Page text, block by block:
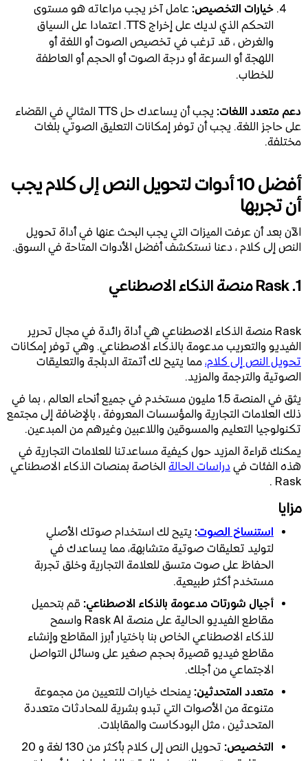
خيارات التخصيص:عامل آخر يجب مراعاته هو مستوى
التحكم الذي لديك على إخراج TTS. اعتمادا على السياق
والغرض ، قد ترغب في تخصيص الصوت أو اللغة أو
اللهجة أو السرعة أو درجة الصوت أو الحجم أو العاطفة
للخطاب.
دعم متعدد اللغات:
يجب أن يساعدك حل TTS المثالي في القضاء
على حاجز اللغة. يجب أن توفر إمكانات التعليق الصوتي بلغات
مختلفة.
أفضل 10 أدوات لتحويل النص إلى كلام يجب
أن تجربها
الآن بعد أن عرفت الميزات التي يجب البحث عنها في أداة تحويل
النص إلى كلام ، دعنا نستكشف أفضل الأدوات المتاحة في السوق.
Rask منصة الذكاء الاصطناعي هي أداة رائدة في مجال تحرير
الفيديو والتعريب مدعومة بالذكاء الاصطناعي. وهي توفر إمكانات
تحويل النص إلى كلام،مما يتيح لك أتمتة الدبلجة والتعليقات
الصوتية والترجمة والمزيد.
يثق في المنصة 1.5 مليون مستخدم في جميع أنحاء العالم ، بما في
ذلك العلامات التجارية والمؤسسات المعروفة ، بالإضافة إلى مجتمع
تكنولوجيا التعليم والمسوقين واللاعبين وغيرهم من المبدعين.
يمكنك قراءة المزيد حول كيفية مساعدتنا للعلامات التجارية في
هذه الفئات في دراسات الحالةالخاصة بمنصات الذكاء الاصطناعي
Rask .
مزايا
استنساخ الصوت:يتيح لك استخدام صوتك الأصلي
لتوليد تعليقات صوتية متشابهة، مما يساعدك في
الحفاظ على صوت متسق للعلامة التجارية وخلق تجربة
مستخدم أكثر طبيعية.
أجيال شورتات مدعومة بالذكاء الاصطناعي:قم بتحميل
مقاطع الفيديو الحالية على منصة Rask AI واسمح
للذكاء الاصطناعي الخاص بنا باختيار أبرز المقاطع وإنشاء
مقاطع فيديو قصيرة بحجم صغير على وسائل التواصل
الاجتماعي من أجلك.
متعدد المتحدثين:يمنحك خيارات للتعيين من مجموعة
متنوعة من الأصوات التي تبدو بشرية للمحادثات متعددة
المتحدثين ، مثل البودكاست والمقابلات.
التخصيص:
تحويل النص إلى كلام بأكثر من 130 لغة و 20